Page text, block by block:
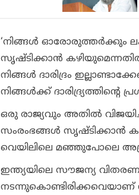
‘നിങ്ങള്‍ ഓരോരുത്തര്‍ക്കും
സൃഷ്ടിക്കാന്‍
നിങ്ങള്‍ ദാരിദ്രം
നിങ്ങള്‍ക്ക് ദാരിദ്ര്യത്തിന്റെ
ഒരു രാജ്യവും അതില്‍
സംരംഭങ്ങള്‍ സൃഷ്ടിക്കാന്‍
വെയിലിലെ മഞ്ഞുപോലെ
ഇന്ത്യയിലെ സൗജന്യ